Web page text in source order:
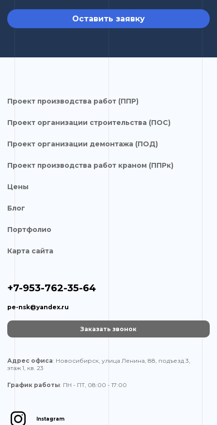
Оставить заявку
Проект производства работ (ППР)
Проект организации строительства (ПОС)
Проект организации демонтажа (ПОД)
Проект производства работ краном (ППРк)
Цены
Блог
Портфолио
Карта сайта
+7-953-762-35-64
pe-nsk@yandex.ru
Заказать звонок
Адрес офиса: Новосибирск, улица Ленина, 88, подъезд 3,
этаж 1, кв. 23
График работы: ПН - ПТ, 08:00 - 17:00
Instagram